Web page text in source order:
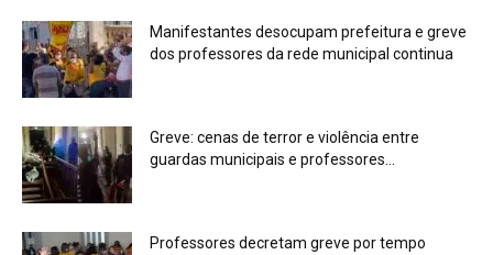
Manifestantes desocupam prefeitura e greve
dos professores da rede municipal continua
Greve: cenas de terror e violência entre
guardas municipais e professores...
Professores decretam greve por tempo